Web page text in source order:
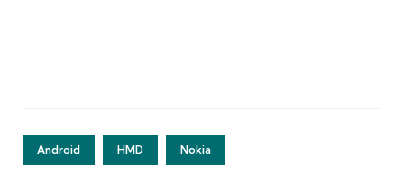
Android HMD Nokia